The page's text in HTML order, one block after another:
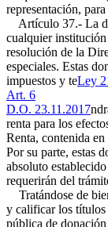
representación,
Artículo 37.- La
cualquier institución
resolución de la
especiales. Estas
impuestos y teLey
Art. 6
D.O. 23.11.2017
renta para los
Renta, contenida
Por su parte, estas
absoluto
requerirán del
Tratándose de
y calificar los títulos
pública de